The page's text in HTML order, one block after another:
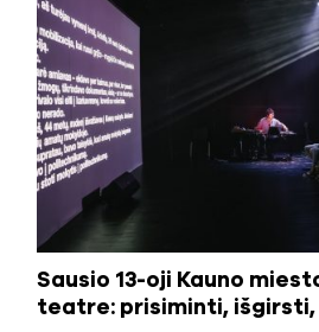
Sausio 13-oji Kauno
teatre: prisiminti,